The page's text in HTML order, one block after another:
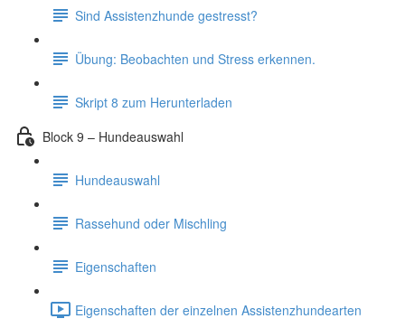
Sind Assistenzhunde gestresst?
Übung: Beobachten und Stress erkennen.
Skript 8 zum Herunterladen
Block 9 – Hundeauswahl
Hundeauswahl
Rassehund oder Mischling
Eigenschaften
Eigenschaften der einzelnen Assistenzhundearten